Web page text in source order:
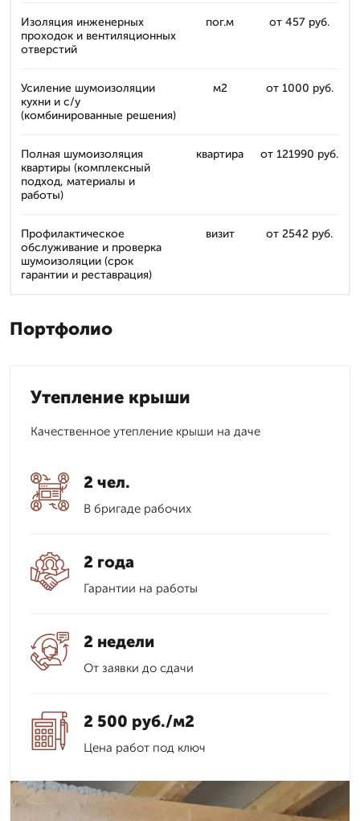
Изоляция инженерных
проходок и вентиляционных
отверстий
пог.м от 457 руб.
Усиление шумоизоляции
кухни и с/у
(комбинированные решения)
м2 от 1000 руб.
Полная шумоизоляция
квартиры (комплексный
подход, материалы и
работы)
квартира от 121990 руб.
Профилактическое
обслуживание и проверка
шумоизоляции (срок
гарантии и реставрация)
визит от 2542 руб.
Портфолио
Утепление крыши
Качественное утепление крыши на даче
2 чел.
В бригаде рабочих
2 года
Гарантии на работы
2 недели
От заявки до сдачи
2 500 руб./м2
Цена работ под ключ